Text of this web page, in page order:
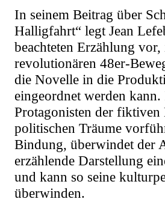
In seinem Beitrag über
Halligfahrt“ legt Jean
beachteten Erzählung
revolutionären 48er-
die Novelle in die
eingeordnet werden
Protagonisten der
politischen Träume
Bindung, überwindet der
erzählende Darstellung
und kann so seine
überwinden.